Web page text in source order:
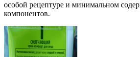
особой рецептуре и минимальном
компонентов.